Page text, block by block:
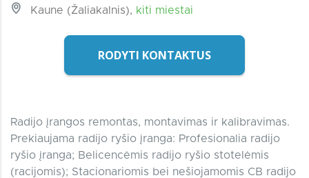
Kaune (Žaliakalnis), kiti miestai
RODYTI KONTAKTUS
Radijo įrangos remontas, montavimas ir kalibravimas.
Prekiaujama radijo ryšio įranga: Profesionalia radijo
ryšio įranga; Belicencėmis radijo ryšio stotelėmis
(racijomis); Stacionariomis bei nešiojamomis CB radijo